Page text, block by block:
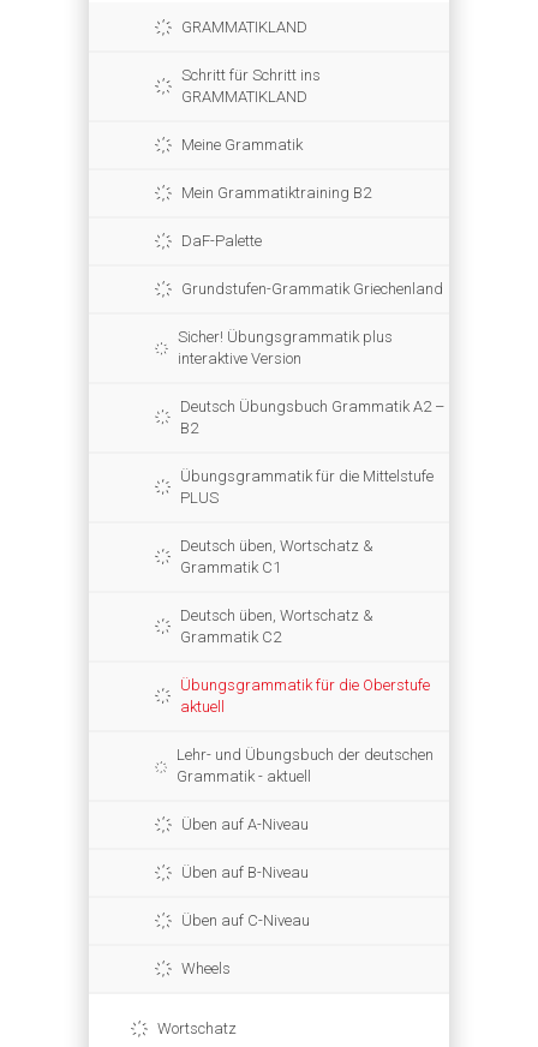
GRAMMATIKLAND
Schritt für Schritt ins
GRAMMATIKLAND
Meine Grammatik
Mein Grammatiktraining B2
DaF-Palette
Grundstufen-Grammatik Griechenland
Sicher! Übungsgrammatik plus
interaktive Version
Deutsch Übungsbuch Grammatik A2 –
B2
Übungsgrammatik für die Mittelstufe
PLUS
Deutsch üben, Wortschatz &
Grammatik C1
Deutsch üben, Wortschatz &
Grammatik C2
Übungsgrammatik für die Oberstufe
aktuell
Lehr- und Übungsbuch der deutschen
Grammatik - aktuell
Üben auf A-Niveau
Üben auf B-Niveau
Üben auf C-Niveau
Wheels
Wortschatz